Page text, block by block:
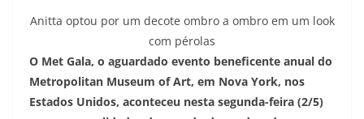
Anitta optou por um decote ombro a ombro em um look
com pérolas
O Met Gala, o aguardado evento beneficente anual do
Metropolitan Museum of Art, em Nova York, nos
Estados Unidos, aconteceu nesta segunda-feira (2/5)